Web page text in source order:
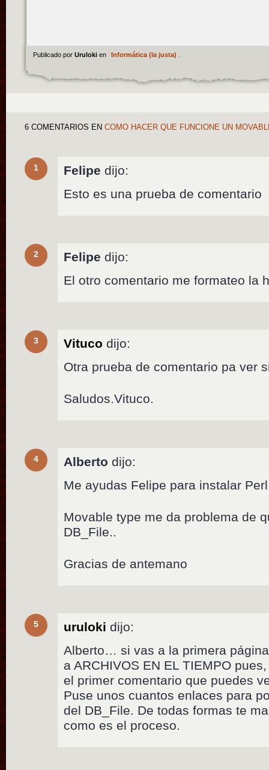
Publicado por Uruloki en Informática (la justa)
6 COMENTARIOS EN COMO HACER QUE FUNCIONE UN
1 Felipe dijo:
Esto es una prueba de comentario
2 Felipe dijo:
El otro comentario me formateo la
3 Vituco dijo:
Otra prueba de comentario pa ver
Saludos.Vituco.
4 Alberto dijo:
Me ayudas Felipe para instalar
Movable type me da problema de
DB_File..
Gracias de antemano
5 uruloki dijo:
Alberto… si vas a la primera
a ARCHIVOS EN EL TIEMPO
el primer comentario que puedes
Puse unos cuantos enlaces para
del DB_File. De todas formas te
como es el proceso.